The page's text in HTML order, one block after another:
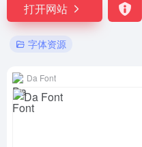
打开网站
字体资源
Da Font